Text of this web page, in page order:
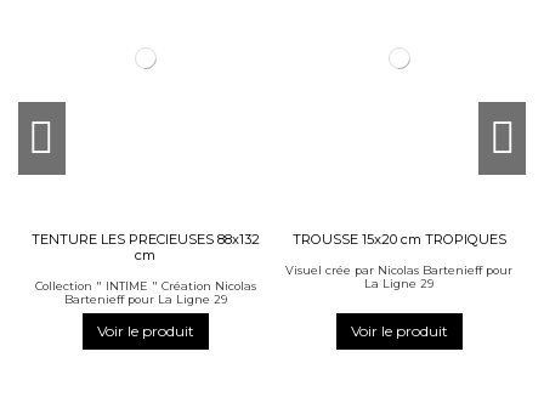
TENTURE LES PRECIEUSES 88x132
cm
Collection " INTIME " Création Nicolas
Bartenieff pour La Ligne 29
Voir le produit
TROUSSE 15x20 cm TROPIQUES
Visuel crée par Nicolas Bartenieff pour
La Ligne 29
Voir le produit